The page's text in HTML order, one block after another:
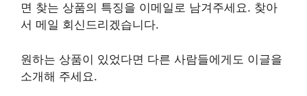
면 찾는 상품의 특징을 이메일로 남겨주세요. 찾아
서 메일 회신드리겠습니다.
원하는 상품이 있었다면 다른 사람들에게도 이글을
소개해 주세요.